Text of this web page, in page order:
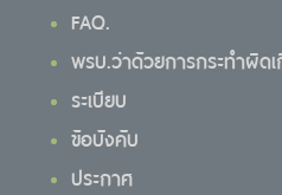
FAQ.
พรบ.ว่าด้วยการกระทำผิด
ระเบียบ
ข้อบังคับ
ประกาศ